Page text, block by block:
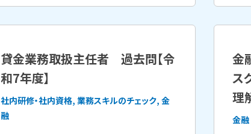
貸金業務取扱主任者 過去問【令
和7年度】
社内研修・社内資格, 業務スキルのチェック, 金
融
金
ス
理
金融